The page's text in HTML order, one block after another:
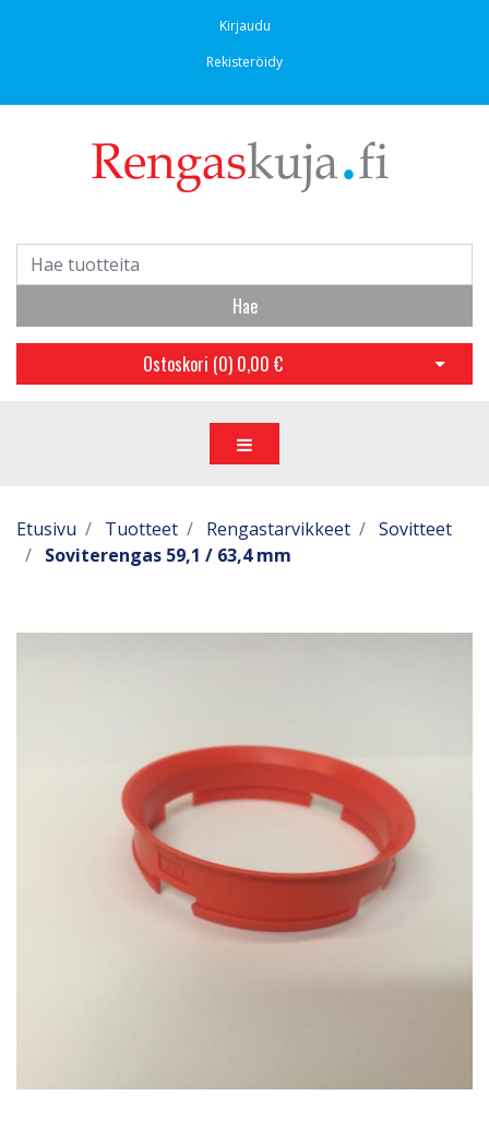
Kirjaudu
Rekisteröidy
Hae
Ostoskori (0) 0,00 € Avaa
Etusivu Tuotteet Rengastarvikkeet
Sovitteet
Soviterengas 59,1 / 63,4 mm